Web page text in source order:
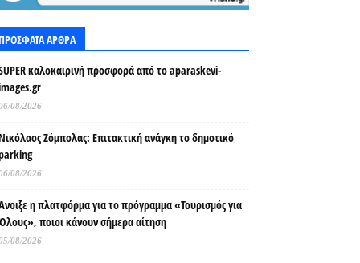
ΑΡΘΡΑ
καλοκαιρινή προσφορά από το aparaskevi-
08/2026
Ζόμπολας: Επιτακτική ανάγκη το δημοτικό
08/2026
η πλατφόρμα για το πρόγραμμα «Τουρισμός για
ποιοι κάνουν σήμερα αίτηση
08/2026